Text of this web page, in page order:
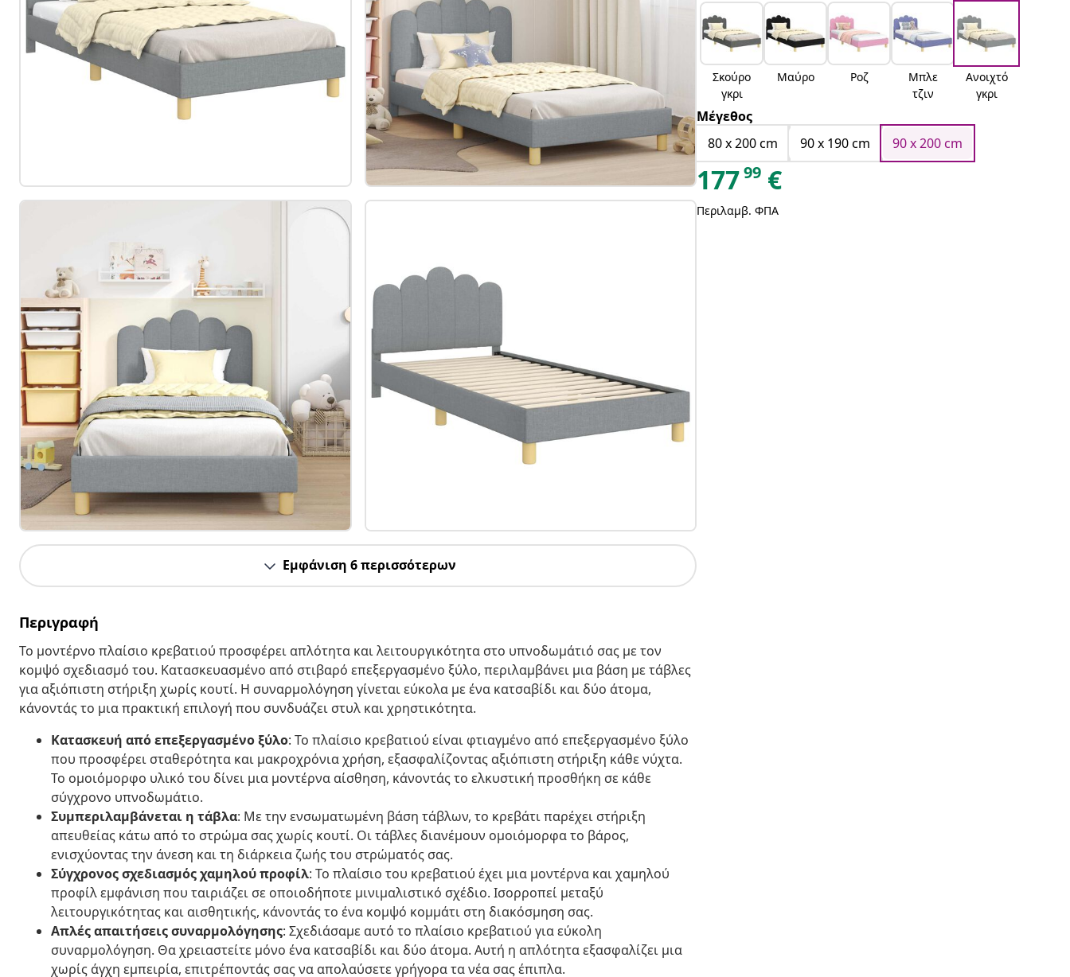
Εμφάνιση 6 περισσότερων
Περιγραφή
Το μοντέρνο πλαίσιο κρεβατιού προσφέρει απλότητα και λειτουργικότητα στο υπνοδωμάτιό σας με τον
κομψό σχεδιασμό του. Κατασκευασμένο από στιβαρό επεξεργασμένο ξύλο, περιλαμβάνει μια βάση με τάβλες
για αξιόπιστη στήριξη χωρίς κουτί. Η συναρμολόγηση γίνεται εύκολα με ένα κατσαβίδι και δύο άτομα,
κάνοντάς το μια πρακτική επιλογή που συνδυάζει στυλ και χρηστικότητα.
Κατασκευή από επεξεργασμένο ξύλο: Το πλαίσιο κρεβατιού είναι φτιαγμένο από επεξεργασμένο ξύλο
που προσφέρει σταθερότητα και μακροχρόνια χρήση, εξασφαλίζοντας αξιόπιστη στήριξη κάθε νύχτα.
Το ομοιόμορφο υλικό του δίνει μια μοντέρνα αίσθηση, κάνοντάς το ελκυστική προσθήκη σε κάθε
σύγχρονο υπνοδωμάτιο.
Συμπεριλαμβάνεται η τάβλα: Με την ενσωματωμένη βάση τάβλων, το κρεβάτι παρέχει στήριξη
απευθείας κάτω από το στρώμα σας χωρίς κουτί. Οι τάβλες διανέμουν ομοιόμορφα το βάρος,
ενισχύοντας την άνεση και τη διάρκεια ζωής του στρώματός σας.
Σύγχρονος σχεδιασμός χαμηλού προφίλ: Το πλαίσιο του κρεβατιού έχει μια μοντέρνα και χαμηλού
προφίλ εμφάνιση που ταιριάζει σε οποιοδήποτε μινιμαλιστικό σχέδιο. Ισορροπεί μεταξύ
λειτουργικότητας και αισθητικής, κάνοντάς το ένα κομψό κομμάτι στη διακόσμηση σας.
Απλές απαιτήσεις συναρμολόγησης: Σχεδιάσαμε αυτό το πλαίσιο κρεβατιού για εύκολη
συναρμολόγηση. Θα χρειαστείτε μόνο ένα κατσαβίδι και δύο άτομα. Αυτή η απλότητα εξασφαλίζει μια
χωρίς άγχη εμπειρία, επιτρέποντάς σας να απολαύσετε γρήγορα τα νέα σας έπιπλα.
Σκούρο
γκρι
Μαύρο Ροζ
Μπλε
τζιν
Ανοιχτό
γκρι
Μέγεθος
80 x 200 cm
90 x 190 cm 90 x 200 cm
17799 €
Περιλαμβ. ΦΠΑ